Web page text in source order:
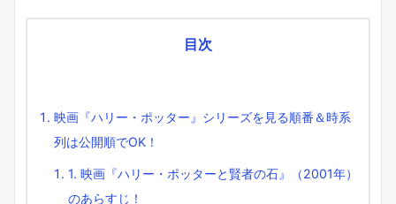
目次
映画『ハリー・ポッター』シリーズを見る順番＆時系
列は公開順でOK！
1. 映画『ハリー・ポッターと賢者の石』（2001年）
のあらすじ！